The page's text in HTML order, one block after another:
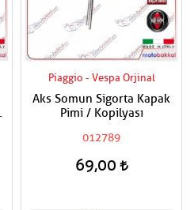
Piaggio - Vespa Orjinal
Aks Somun Sigorta Kapak
Pimi / Kopilyası
012789
69,00